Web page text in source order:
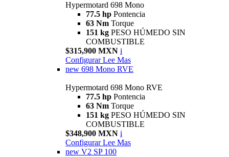
Hypermotard 698 Mono
77.5 hp Pontencia
63 Nm Torque
151 kg PESO HÚMEDO SIN
COMBUSTIBLE
$315,900 MXN i
Configurar Lee Mas
new 698 Mono RVE
Hypermotard 698 Mono RVE
77.5 hp Pontencia
63 Nm Torque
151 kg PESO HÚMEDO SIN
COMBUSTIBLE
$348,900 MXN i
Configurar Lee Mas
new V2 SP 100